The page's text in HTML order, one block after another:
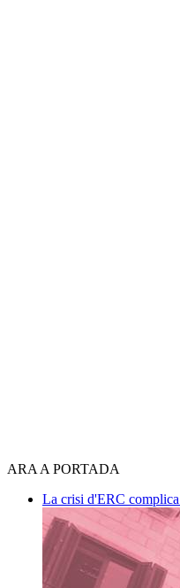
ARA A PORTADA
La crisi d'ERC complica